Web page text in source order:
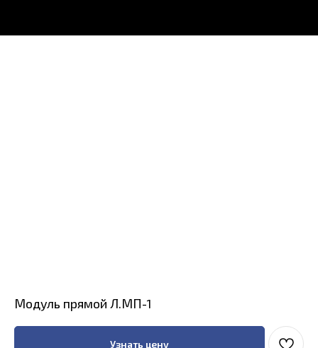
Модуль прямой Л.МП-1
Узнать цену